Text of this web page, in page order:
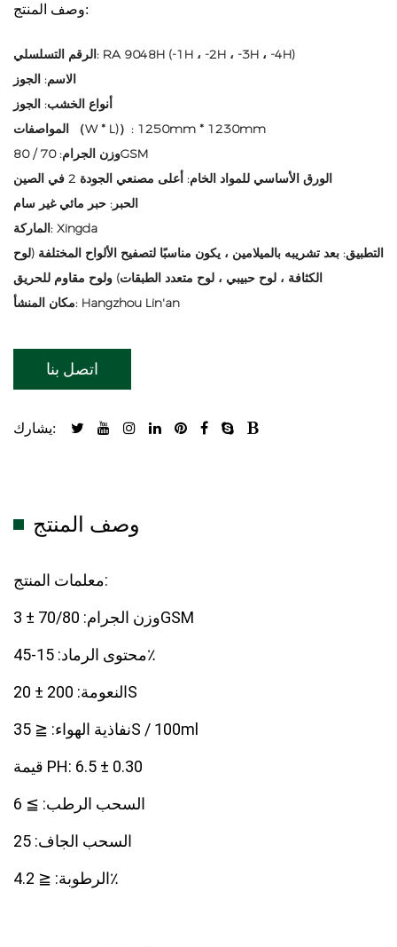
وصف المنتج:
الرقم التسلسلي: RA 9048H (-1H ، -2H ، -3H ، -4H)
الاسم: الجوز
أنواع الخشب: الجوز
المواصفات （W * L)）: 1250mm * 1230mm
وزن الجرام: 70 / 80GSM
الورق الأساسي للمواد الخام: أعلى مصنعي الجودة 2 في الصين
الحبر: حبر مائي غير سام
الماركة: Xingda
التطبيق: بعد تشريبه بالميلامين ، يكون مناسبًا لتصفيح الألواح المختلفة (لوح
الكثافة ، لوح حبيبي ، لوح متعدد الطبقات) ولوح مقاوم للحريق
مكان المنشأ: Hangzhou Lin'an
اتصل بنا
يشارك:
وصف المنتج
معلمات المنتج:
وزن الجرام: 70/80 ± 3GSM
محتوى الرماد: 15-45٪
النعومة: 200 ± 20S
نفاذية الهواء: ≦ 35S / 100ml
قيمة PH: 6.5 ± 0.30
السحب الرطب: ≧ 6
السحب الجاف: 25
الرطوبة: ≦ 4.2٪